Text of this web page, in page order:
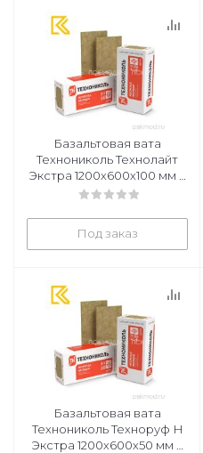
Базальтовая вата
Технониколь Технолайт
Экстра 1200х600х100 мм 6
плит в уп
Под заказ
Базальтовая вата
Технониколь Техноруф Н
Экстра 1200х600х50 мм 6